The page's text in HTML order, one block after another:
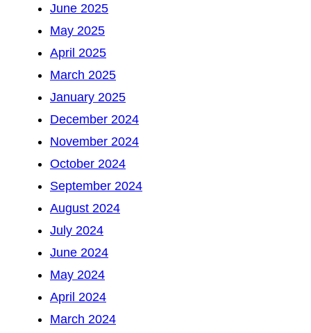
June 2025
May 2025
April 2025
March 2025
January 2025
December 2024
November 2024
October 2024
September 2024
August 2024
July 2024
June 2024
May 2024
April 2024
March 2024